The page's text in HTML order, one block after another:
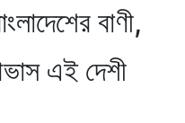
বাণী,
এই দেশী